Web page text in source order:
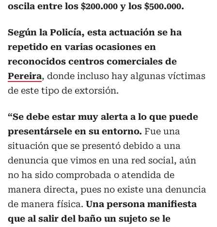
oscila entre los $200.000 y los $500.000.
Según la Policía, esta actuación se ha
repetido en varias ocasiones en
reconocidos centros comerciales de
Pereira, donde incluso hay algunas víctimas
de este tipo de extorsión.
“Se debe estar muy alerta a lo que puede
presentársele en su entorno. Fue una
situación que se presentó debido a una
denuncia que vimos en una red social, aún
no ha sido comprobada o atendida de
manera directa, pues no existe una denuncia
de manera física. Una persona manifiesta
que al salir del baño un sujeto se le